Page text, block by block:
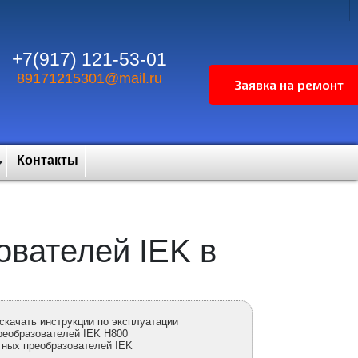
+7(917) 121-53-01
89171215301@mail.ru
Контакты
IEK в
инструкции по эксплуатации
IEK H800
преобразователей IEK